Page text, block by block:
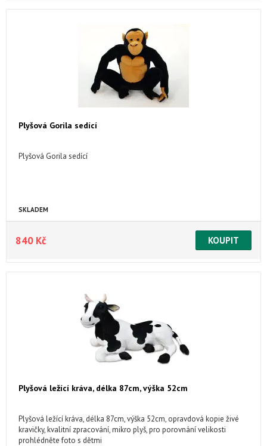
Plyšová Gorila sedící
Plyšová Gorila sedící
SKLADEM
840 Kč
Plyšová ležící kráva, délka 87cm, výška 52cm
Plyšová ležící kráva, délka 87cm, výška 52cm, opravdová kopie živé
kravičky, kvalitní zpracování, mikro plyš, pro porovnání velikosti
prohlédněte foto s dětmi